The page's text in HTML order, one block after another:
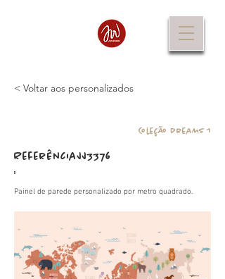
< Voltar aos personalizados
Coleção Dreams 1
Referência
:
JJ3376
Painel de parede personalizado por metro quadrado.